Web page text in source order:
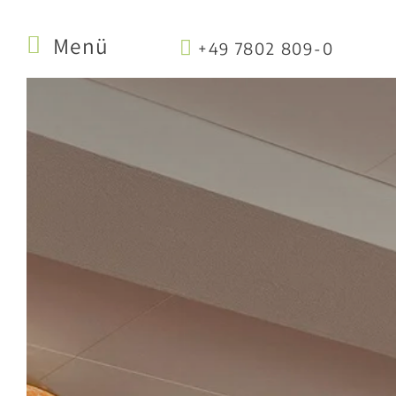
Menü +49 7802 809-0